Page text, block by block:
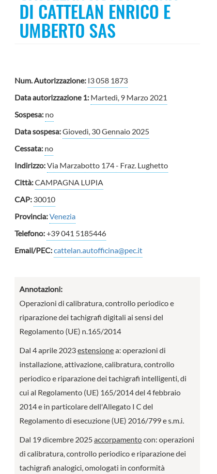
DI CATTELAN ENRICO E
UMBERTO SAS
Num. Autorizzazione: I3 058 1873
Data autorizzazione 1: Martedì, 9 Marzo 2021
Sospesa: no
Data sospesa:Giovedì, 30 Gennaio 2025
Cessata: no
Indirizzo:Via Marzabotto 174 - Fraz. Lughetto
Città:CAMPAGNA LUPIA
CAP: 30010
Provincia:Venezia
Telefono:+39 041 5185446
Email/PEC:cattelan.autofficina@pec.it
Annotazioni:
Operazioni di calibratura, controllo periodico e
riparazione dei tachigrafi digitali ai sensi del
Regolamento (UE) n.165/2014
Dal 4 aprile 2023estensionea: operazioni di
installazione, attivazione, calibratura, controllo
periodico e riparazione dei tachigrafi intelligenti, di
cui al Regolamento (UE) 165/2014 del 4 febbraio
2014 e in particolare dell'Allegato I C del
Regolamento di esecuzione (UE) 2016/799 e s.m.i.
Dal 19 dicembre 2025accorpamentocon: operazioni
di calibratura, controllo periodico e riparazione dei
tachigrafi analogici, omologati in conformità